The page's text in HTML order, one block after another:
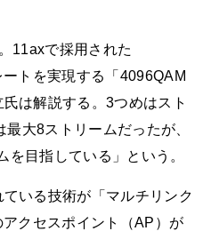
11axで採用された
トを実現する「4096QAM
は解説する。3つめはスト
大8ストリームだったが、
を目指している」という。
いる技術が「マルチリンク
アクセスポイント（AP）が